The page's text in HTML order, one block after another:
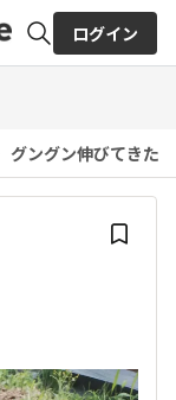
検索
ログイン
グングン伸びてきた